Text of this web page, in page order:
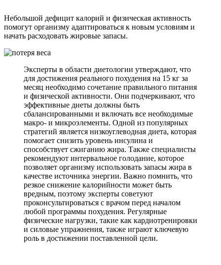
Небольшой дефицит калорий и физическая активность
помогут организму адаптироваться к новым условиям и
начать расходовать жировые запасы.
Эксперты в области диетологии утверждают, что
для достижения реального похудения на 15 кг за
месяц необходимо сочетание правильного питания
и физической активности. Они подчеркивают, что
эффективные диеты должны быть
сбалансированными и включать все необходимые
макро- и микроэлементы. Одной из популярных
стратегий является низкоуглеводная диета, которая
помогает снизить уровень инсулина и
способствует сжиганию жира. Также специалисты
рекомендуют интервальное голодание, которое
позволяет организму использовать запасы жира в
качестве источника энергии. Важно помнить, что
резкое снижение калорийности может быть
вредным, поэтому эксперты советуют
проконсультироваться с врачом перед началом
любой программы похудения. Регулярные
физические нагрузки, такие как кардиотренировки
и силовые упражнения, также играют ключевую
роль в достижении поставленной цели.